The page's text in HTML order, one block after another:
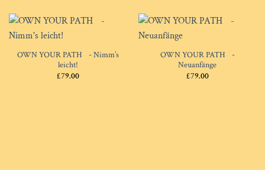
OWN YOUR PATH - Nimm’s
leicht!
£79.00
OWN YOUR PATH -
Neuanfänge
£79.00